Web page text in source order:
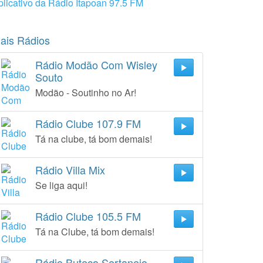
Rádios
Rádio Modão Com Wisley
Souto
Modão - Soutinho no Ar!
Rádio Clube 107.9 FM
Tá na clube, tá bom demais!
Rádio Villa Mix
Se liga aqui!
Rádio Clube 105.5 FM
Tá na Clube, tá bom demais!